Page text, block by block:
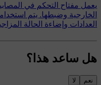
يعمل مفتاح التحكم في
الخارجية وضبطها. يتم
العدادات وإضاءة الحالة
هل ساعد هذا؟
نعم لا